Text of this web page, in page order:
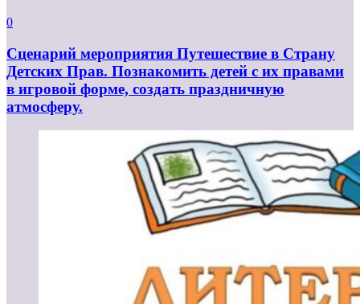
0
Сценарий мероприятия Путешествие в Страну
Детских Прав. Познакомить детей с их правами
в игровой форме, создать праздничную
атмосферу.